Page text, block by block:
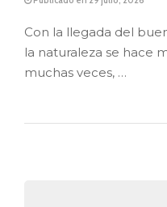
Con la llegada del
la naturaleza se hace
muchas veces, …